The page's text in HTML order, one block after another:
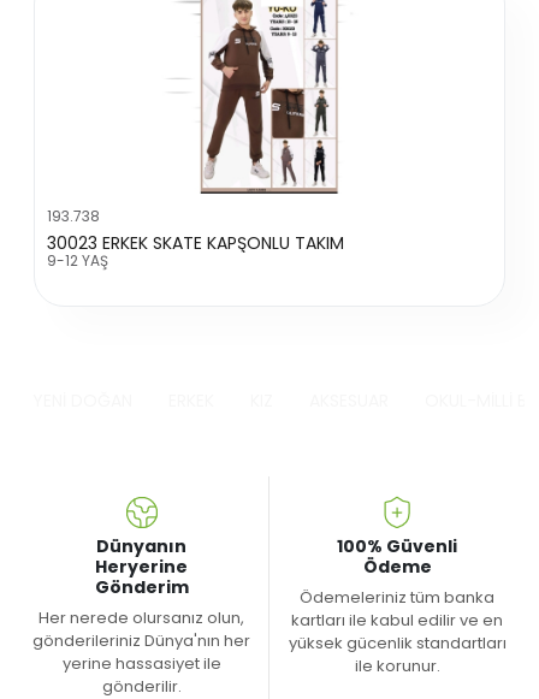
193.738
30023 ERKEK SKATE KAPŞONLU TAKIM
9-12 YAŞ
Dünyanın
Heryerine
Gönderim
Her nerede olursanız olun,
gönderileriniz Dünya'nın her
yerine hassasiyet ile
gönderilir.
100% Güvenli
Ödeme
Ödemeleriniz tüm banka
kartları ile kabul edilir ve en
yüksek gücenlik standartları
ile korunur.